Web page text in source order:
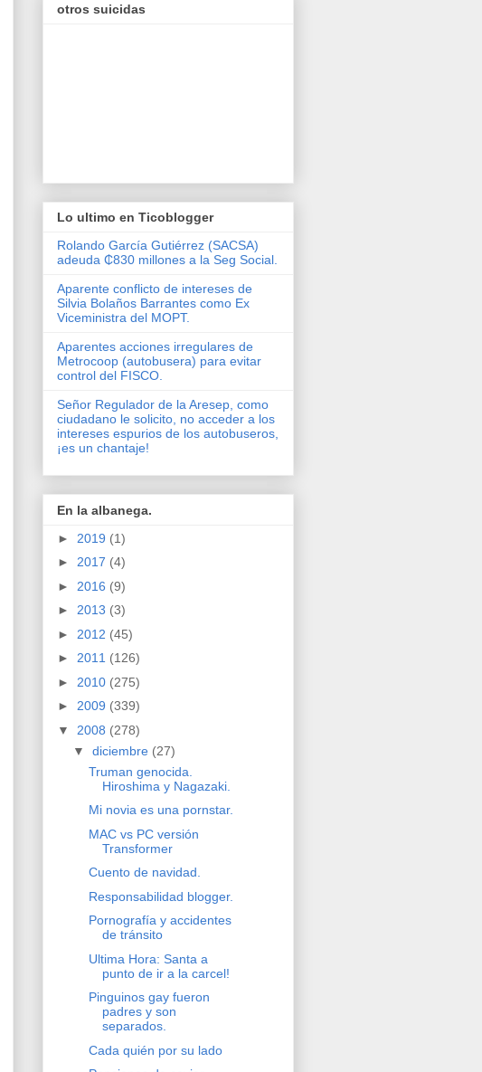
otros suicidas
Lo ultimo en Ticoblogger
Rolando García Gutiérrez (SACSA)
adeuda ₵830 millones a la Seg Social.
Aparente conflicto de intereses de
Silvia Bolaños Barrantes como Ex
Viceministra del MOPT.
Aparentes acciones irregulares de
Metrocoop (autobusera) para evitar
control del FISCO.
Señor Regulador de la Aresep, como
ciudadano le solicito, no acceder a los
intereses espurios de los autobuseros,
¡es un chantaje!
En la albanega.
► 2019 (1)
► 2017 (4)
► 2016 (9)
► 2013 (3)
► 2012 (45)
► 2011 (126)
► 2010 (275)
► 2009 (339)
▼ 2008 (278)
▼ diciembre (27)
Truman genocida.
Hiroshima y Nagazaki.
Mi novia es una pornstar.
MAC vs PC versión
Transformer
Cuento de navidad.
Responsabilidad blogger.
Pornografía y accidentes
de tránsito
Ultima Hora: Santa a
punto de ir a la carcel!
Pinguinos gay fueron
padres y son
separados.
Cada quién por su lado